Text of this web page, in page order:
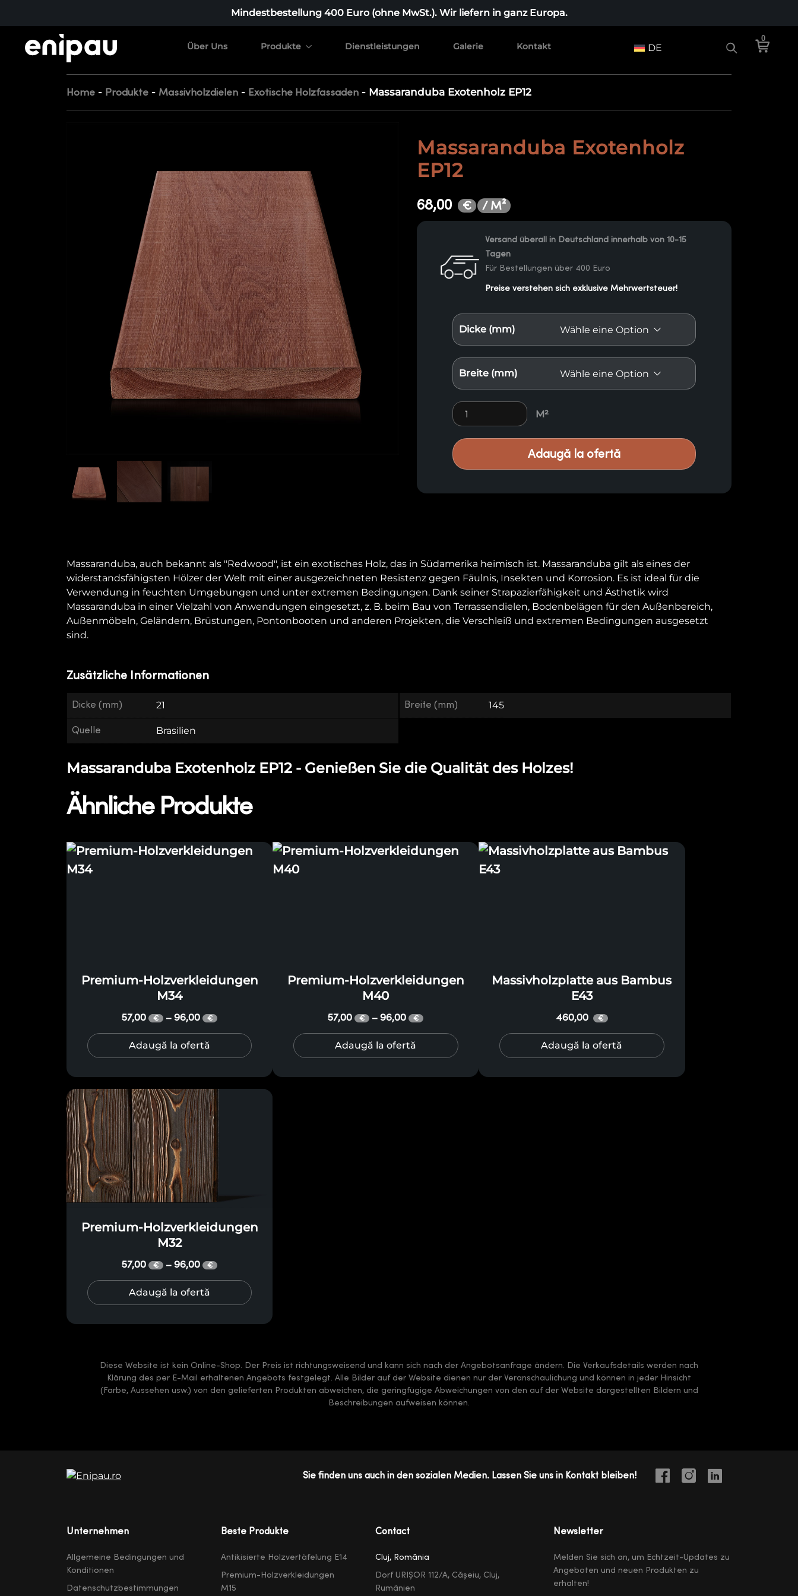
Mindestbestellung 400 Euro (ohne MwSt.). Wir liefern in ganz Europa.
Über Uns Produkte Dienstleistungen Galerie Kontakt DE
0
Home - Produkte - Massivholzdielen - Exotische Holzfassaden - Massaranduba Exotenholz EP12
Massaranduba Exotenholz
EP12
68,00 € / M²
Versand überall in Deutschland innerhalb von 10-15
Tagen
Für Bestellungen über 400 Euro
Preise verstehen sich exklusive Mehrwertsteuer!
Dicke (mm)
Breite (mm)
Massaranduba Exotenholz EP12 Menge
M²
Adaugă la ofertă
Massaranduba, auch bekannt als "Redwood", ist ein exotisches Holz, das in Südamerika heimisch ist. Massaranduba gilt als eines der
widerstandsfähigsten Hölzer der Welt mit einer ausgezeichneten Resistenz gegen Fäulnis, Insekten und Korrosion. Es ist ideal für die
Verwendung in feuchten Umgebungen und unter extremen Bedingungen. Dank seiner Strapazierfähigkeit und Ästhetik wird
Massaranduba in einer Vielzahl von Anwendungen eingesetzt, z. B. beim Bau von Terrassendielen, Bodenbelägen für den Außenbereich,
Außenmöbeln, Geländern, Brüstungen, Pontonbooten und anderen Projekten, die Verschleiß und extremen Bedingungen ausgesetzt
sind.
Zusätzliche Informationen
Dicke (mm) 21 Breite (mm) 145
Quelle Brasilien
Massaranduba Exotenholz EP12 - Genießen Sie die Qualität des Holzes!
Ähnliche Produkte
Premium-Holzverkleidungen
M34
57,00 € – 96,00 €
Adaugă la ofertă
Premium-Holzverkleidungen
M40
57,00 € – 96,00 €
Adaugă la ofertă
Massivholzplatte aus Bambus
E43
460,00 €
Adaugă la ofertă
Premium-Holzverkleidungen
M32
57,00 € – 96,00 €
Adaugă la ofertă
Diese Website ist kein Online-Shop. Der Preis ist richtungsweisend und kann sich nach der Angebotsanfrage ändern. Die Verkaufsdetails werden nach
Klärung des per E-Mail erhaltenen Angebots festgelegt. Alle Bilder auf der Website dienen nur der Veranschaulichung und können in jeder Hinsicht
(Farbe, Aussehen usw.) von den gelieferten Produkten abweichen, die geringfügige Abweichungen von den auf der Website dargestellten Bildern und
Beschreibungen aufweisen können.
Sie finden uns auch in den sozialen Medien. Lassen Sie uns in Kontakt bleiben!
Unternehmen
Allgemeine Bedingungen und
Konditionen
Datenschutzbestimmungen
Beste Produkte
Antikisierte Holzvertäfelung E14
Premium-Holzverkleidungen
M15
Contact
Cluj, România
Dorf URIȘOR 112/A, Cășeiu, Cluj,
Rumänien
Newsletter
Melden Sie sich an, um Echtzeit-Updates zu
Angeboten und neuen Produkten zu
erhalten!